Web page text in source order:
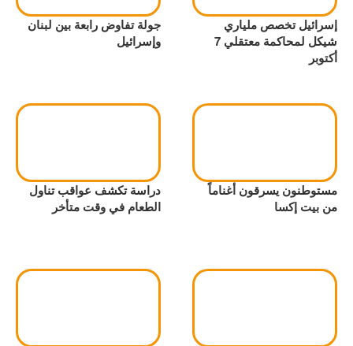
إسرائيل تخصص ملياري
شيكل لمحاكمة معتقلي 7
أكتوبر
جولة تفاوض رابعة بين لبنان
وإسرائيل
مستوطنون يسرقون أغناماً
من بيت إكسا
دراسة تكشف عواقب تناول
الطعام في وقت متأخر